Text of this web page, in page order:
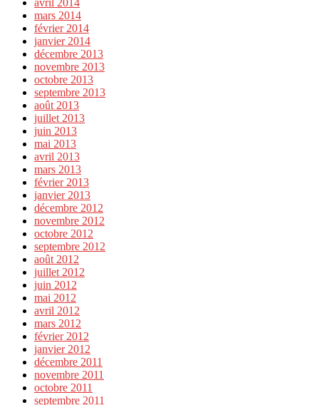
mars 2014
février 2014
janvier 2014
décembre 2013
novembre 2013
octobre 2013
septembre 2013
août 2013
juillet 2013
juin 2013
mai 2013
avril 2013
mars 2013
février 2013
janvier 2013
décembre 2012
novembre 2012
octobre 2012
septembre 2012
août 2012
juillet 2012
juin 2012
mai 2012
avril 2012
mars 2012
février 2012
janvier 2012
décembre 2011
novembre 2011
octobre 2011
septembre 2011